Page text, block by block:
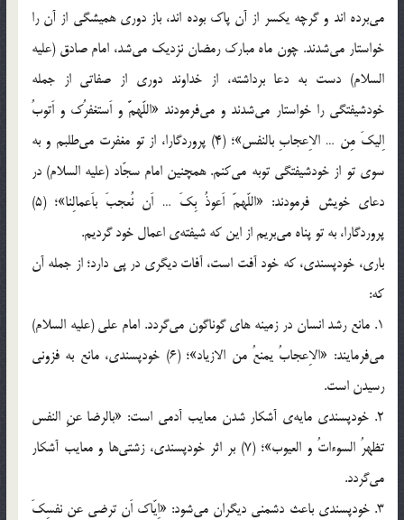
می‌برده اند و گرچه یکسر از آن پاک بوده اند، باز دوری همیشگی از آن را
خواستار می‌شدند. چون ماه مبارک رمضان نزدیک می‌شد، امام صادق (علیه
السلام) دست به دعا برداشته، از خداوند دوری از صفاتی از جمله
خودشیفتگی را خواستار می‌شدند و می‌فرمودند «اللّهمَّ و اَستغفرُک و اَتوبُ
اِلیکَ مِن … الاِعجابِ بالنفس»؛ (4) پروردگارا، از تو مغفرت می‌طلبم و به
سوی تو از خودشیفتگی توبه می‌کنم. همچنین امام سجّاد (علیه السلام) در
دعای خویش فرمودند: «اللّهمّ اَعوذُ بِکَ … اَن نُعجبَ باَعمالِنا»؛ (5)
پروردگارا، به تو پناه می‌بریم از این که شیفته‌ی اعمال خود گردیم.
باری، خودپسندی، که خود آفت است، آفات دیگری در پی دارد؛ از جمله آن
که:
1. مانع رشد انسان در زمینه های گوناگون می‌گردد. امام علی (علیه السلام)
می‌فرمایند: «الاِعجابُ یمنعُ من الازیاد»؛ (6) خودپسندی، مانع به فزونی
رسیدن است.
2. خودپسندی مایه‌ی آشکار شدن معایب آدمی است: «بالرضا عنِ النفس
تظهرُ السوءاتُ و العیوب»؛ (7) بر اثر خودپسندی، زشتی‌ها و معایب آشکار
می‌گردد.
3. خودپسندی باعث دشمنی دیگران می‌شود: «اِیّاک اَن ترضی عن نفسِکَ